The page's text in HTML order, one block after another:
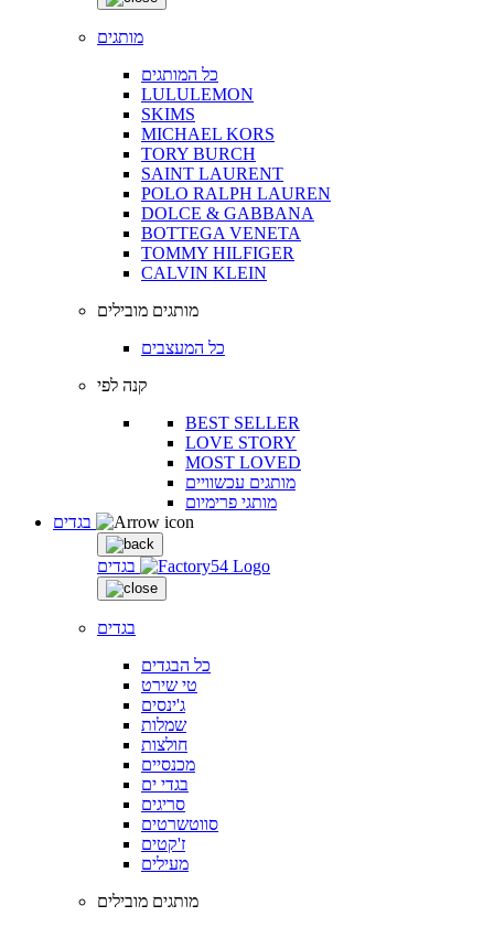
מותגים
כל המותגים
LULULEMON
SKIMS
MICHAEL KORS
TORY BURCH
SAINT LAURENT
POLO RALPH LAUREN
DOLCE & GABBANA
BOTTEGA VENETA
TOMMY HILFIGER
CALVIN KLEIN
מותגים מובילים
כל המעצבים
קנה לפי
BEST SELLER
LOVE STORY
MOST LOVED
מותגים עכשוויים
מותגי פרימיום
בגדים
בגדים
כל הבגדים
טי שירט
ג'ינסים
שמלות
חולצות
מכנסיים
בגדי ים
סריגים
סווטשרטים
ז'קטים
מעילים
מותגים מובילים